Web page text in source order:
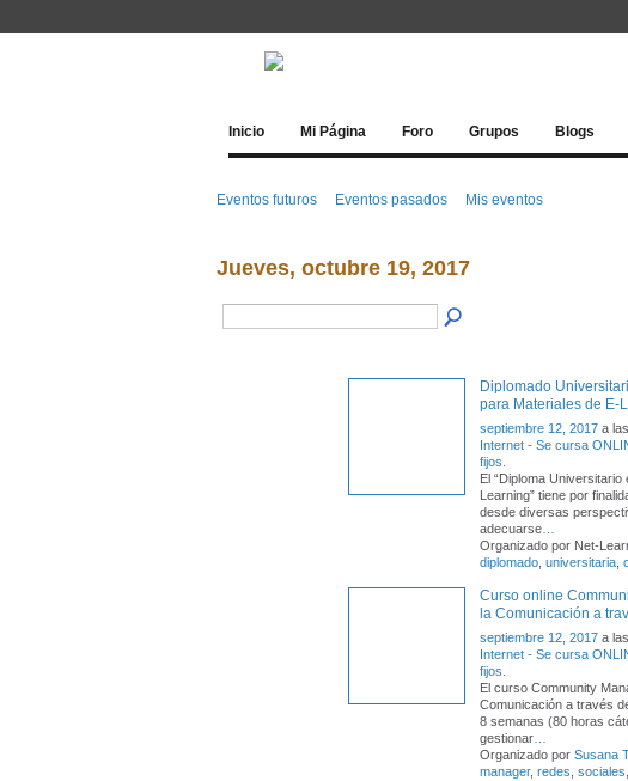
Inicio Mi Página Foro Grupos Blogs
Eventos futuros Eventos pasados Mis eventos
Jueves, octubre 19, 2017
Diplomado
para Materiales de E-
septiembre 12, 2017 a
Internet - Se cursa
fijos.
El “Diploma
Learning” tiene por
desde diversas
adecuarse
Organizado por Net-
diplomado universitaria
Curso online
la Comunicación a
septiembre 12, 2017 a
Internet - Se cursa
fijos.
El curso Community
Comunicación a través
8 semanas (80 horas
gestionar
Organizado por Susana
manager, redes sociales